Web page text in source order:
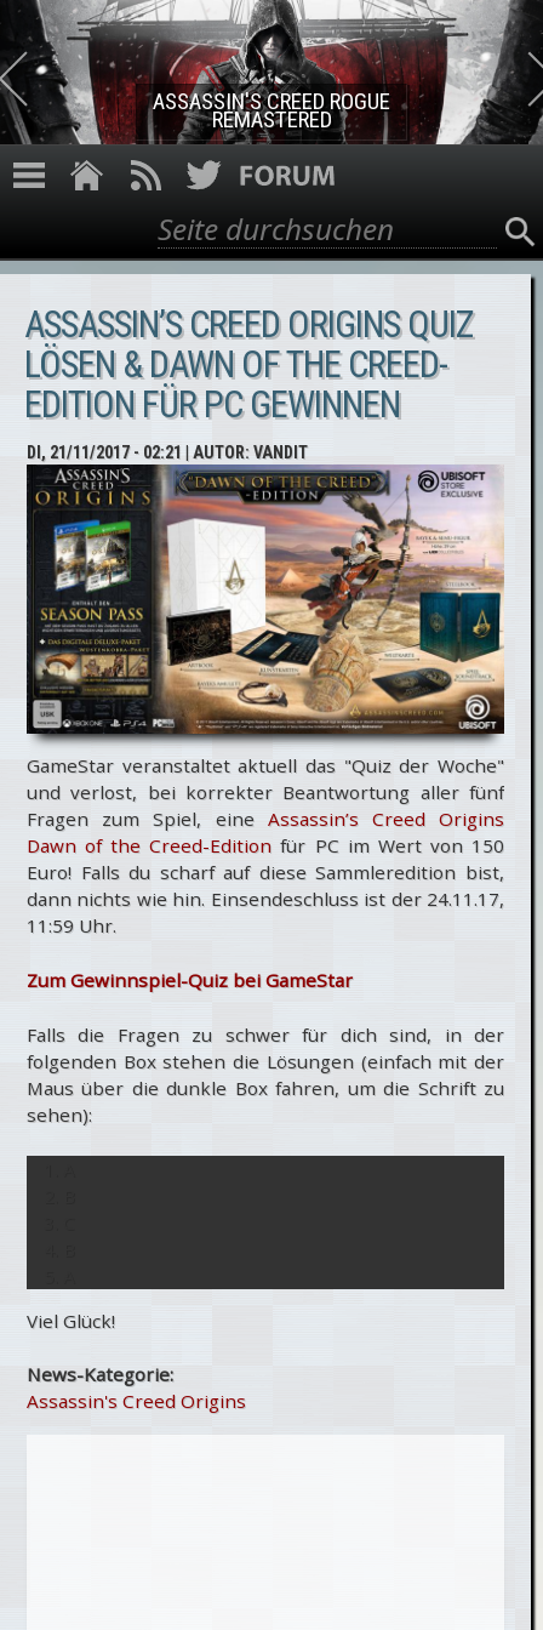
Direkt zum Inhalt
ASSASSIN'S CREED ROGUE
REMASTERED
Suchformular
Suche
ASSASSIN’S CREED ORIGINS QUIZ
LÖSEN & DAWN OF THE CREED-
EDITION FÜR PC GEWINNEN
DI, 21/11/2017 - 02:21 | AUTOR:VANDIT
GameStar veranstaltet aktuell das "Quiz der Woche"
und verlost, bei korrekter Beantwortung aller fünf
Fragen zum Spiel, eine Assassin’s Creed Origins
Dawn of the Creed-Edition für PC im Wert von 150
Euro! Falls du scharf auf diese Sammleredition bist,
dann nichts wie hin. Einsendeschluss ist der 24.11.17,
11:59 Uhr.
Zum Gewinnspiel-Quiz bei GameStar
Falls die Fragen zu schwer für dich sind, in der
folgenden Box stehen die Lösungen (einfach mit der
Maus über die dunkle Box fahren, um die Schrift zu
sehen):
Viel Glück!
News-Kategorie:
Assassin's Creed Origins